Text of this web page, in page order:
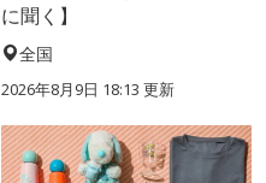
に聞く】
全国
2026年8月9日 18:13 更新